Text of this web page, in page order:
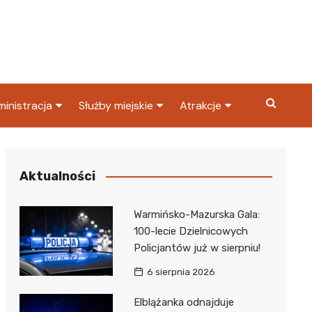
Skarbowy
Służby miejskie
Policja
Atrakcje
Aktualności
Warmińsko-Mazurska Gala:
100-lecie Dzielnicowych
Policjantów już w sierpniu!
6 sierpnia 2026
Elblążanka odnajduje